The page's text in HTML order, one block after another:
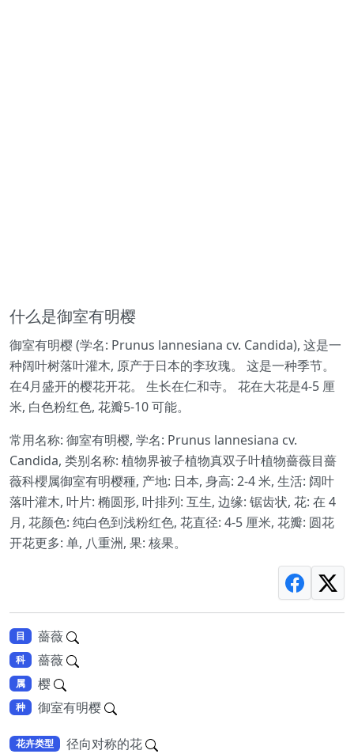
什么是御室有明樱
御室有明樱 (学名: Prunus lannesiana cv. Candida), 这是一
种阔叶树落叶灌木, 原产于日本的李玫瑰。 这是一种季节。
在4月盛开的樱花开花。 生长在仁和寺。 花在大花是4-5 厘
米, 白色粉红色, 花瓣5-10 可能。
常用名称: 御室有明樱, 学名: Prunus lannesiana cv.
Candida, 类别名称: 植物界被子植物真双子叶植物薔薇目薔
薇科櫻属御室有明樱種, 产地: 日本, 身高: 2-4 米, 生活: 阔叶
落叶灌木, 叶片: 椭圆形, 叶排列: 互生, 边缘: 锯齿状, 花: 在 4
月, 花颜色: 纯白色到浅粉红色, 花直径: 4-5 厘米, 花瓣: 圆花
开花更多: 单, 八重洲, 果: 核果。
目 薔薇
科 薔薇
属 樱
种 御室有明樱
花卉类型 径向对称的花